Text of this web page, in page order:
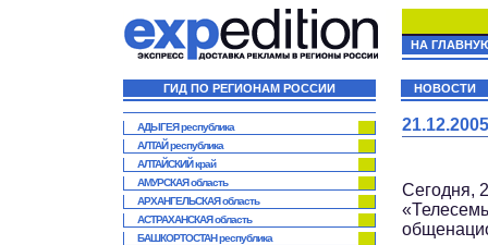
НА
ГИД ПО РЕГИОНАМ РОССИИ
АДЫГЕЯ республика
АЛТАЙ республика
АЛТАЙСКИЙ край
АМУРСКАЯ область
АРХАНГЕЛЬСКАЯ область
АСТРАХАНСКАЯ область
БАШКОРТОСТАН республика
НОВОСТИ
Сегодня,